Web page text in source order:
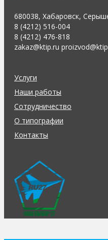
680038, Хабаровск,
8 (4212) 516-004
8 (4212) 476-818
zakaz@ktip.ru
Услуги
Наши работы
Сотрудничество
О типографии
Контакты